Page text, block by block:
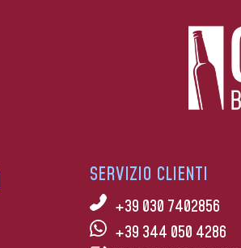
SERVIZIO CLIENTI
+39 030 7402856
+39 344 050 4286